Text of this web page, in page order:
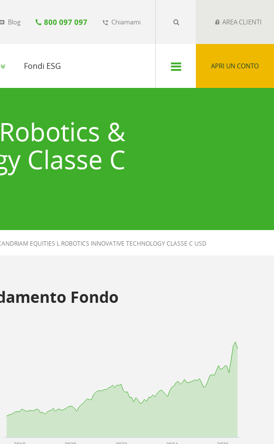
Blog 800 097 097 phone_forwarded Chiamami AREA CLIENTI
Fondi ESG APRI UN CONTO
&
Classe C
EQUITIES L ROBOTICS INNOVATIVE TECHNOLOGY CLASSE C USD
Fondo